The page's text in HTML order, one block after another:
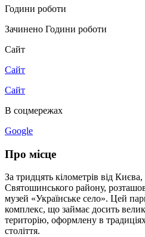
Години роботи
Зачинено Години роботи
Сайт
Сайт
Сайт
В соцмережах
Google
Про місце
За тридцять кілометрів від
Святошинського району,
музей «Українське село». Цей
комплекс, що займає досить
територію, оформлену в
століття.